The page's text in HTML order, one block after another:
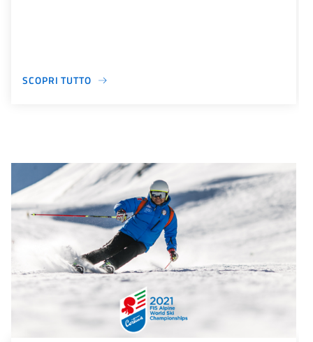
SCOPRI TUTTO